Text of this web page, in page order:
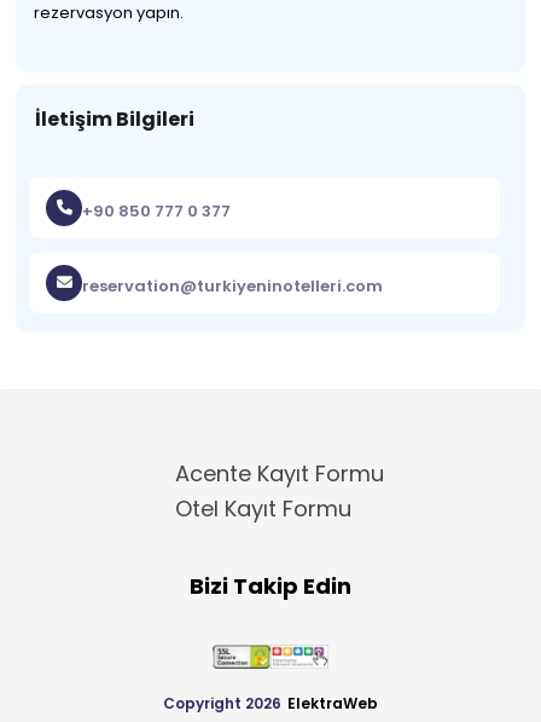
rezervasyon yapın.
İletişim Bilgileri
+90 850 777 0 377
reservation@turkiyeninotelleri.com
Acente Kayıt Formu
Otel Kayıt Formu
Bizi Takip Edin
Copyright 2026 ElektraWeb